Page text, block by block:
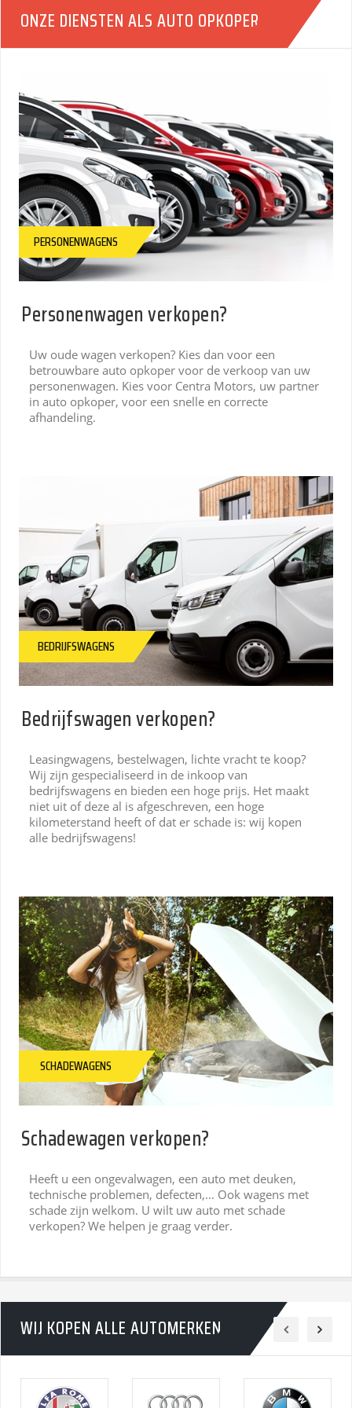
ONZE DIENSTEN ALS AUTO OPKOPER
PERSONENWAGENS
Personenwagen verkopen?
Uw oude wagen verkopen? Kies dan voor een
betrouwbare auto opkoper voor de verkoop van uw
personenwagen. Kies voor Centra Motors, uw partner
in auto opkoper, voor een snelle en correcte
afhandeling.
BEDRIJFSWAGENS
Bedrijfswagen verkopen?
Leasingwagens, bestelwagen, lichte vracht te koop?
Wij zijn gespecialiseerd in de inkoop van
bedrijfswagens en bieden een hoge prijs. Het maakt
niet uit of deze al is afgeschreven, een hoge
kilometerstand heeft of dat er schade is: wij kopen
alle bedrijfswagens!
SCHADEWAGENS
Schadewagen verkopen?
Heeft u een ongevalwagen, een auto met deuken,
technische problemen, defecten,… Ook wagens met
schade zijn welkom. U wilt uw auto met schade
verkopen? We helpen je graag verder.
WIJ KOPEN ALLE AUTOMERKEN